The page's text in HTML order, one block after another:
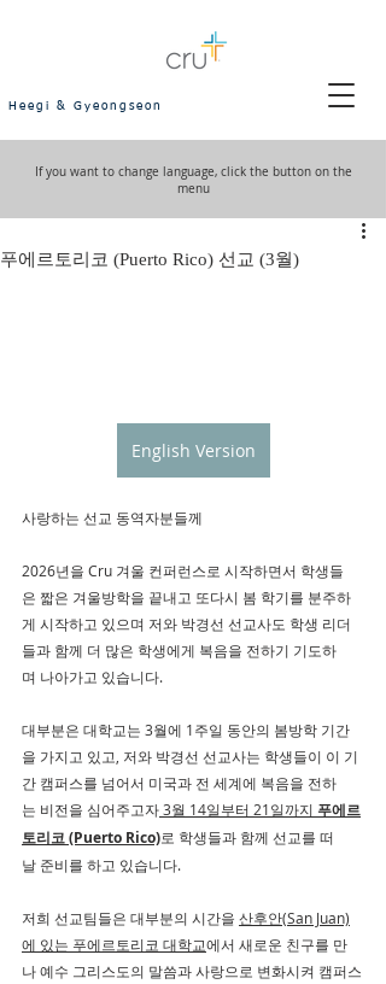
Heegi & Gyeongseon
If you want to change language, click the button on the
menu
푸에르토리코 (Puerto Rico) 선교 (3월)
English Version
사랑하는 선교 동역자분들께
2026년을 Cru 겨울 컨퍼런스로 시작하면서 학생들
은 짧은 겨울방학을 끝내고 또다시 봄 학기를 분주하
게 시작하고 있으며 저와 박경선 선교사도 학생 리더
들과 함께 더 많은 학생에게 복음을 전하기 기도하
며 나아가고 있습니다.
대부분은 대학교는 3월에 1주일 동안의 봄방학 기간
을 가지고 있고, 저와 박경선 선교사는 학생들이 이 기
간 캠퍼스를 넘어서 미국과 전 세계에 복음을 전하
는 비전을 심어주고자 3월 14일부터 21일까지 푸에르
토리코 (Puerto Rico)로 학생들과 함께 선교를 떠
날 준비를 하고 있습니다.
저희 선교팀들은 대부분의 시간을 산후안(San Juan)
에 있는 푸에르토리코 대학교에서 새로운 친구를 만
나 예수 그리스도의 말씀과 사랑으로 변화시켜 캠퍼스